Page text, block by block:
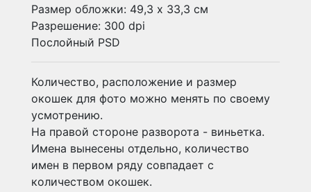
Размер обложки: 49,3 х 33,3 см
Разрешение: 300 dpi
Послойный PSD
Количество, расположение и размер
окошек для фото можно менять по своему
усмотрению.
На правой стороне разворота - виньетка.
Имена вынесены отдельно, количество
имен в первом ряду совпадает с
количеством окошек.